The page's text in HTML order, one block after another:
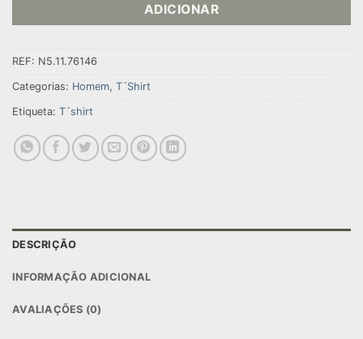
ADICIONAR
REF: N5.11.76146
Categorias: Homem, T´Shirt
Etiqueta: T´shirt
DESCRIÇÃO
INFORMAÇÃO ADICIONAL
AVALIAÇÕES (0)